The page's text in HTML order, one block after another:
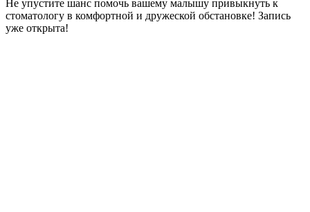
Не упустите шанс помочь вашему малышу привыкнуть к
стоматологу в комфортной и дружеской обстановке! Запись
уже открыта!